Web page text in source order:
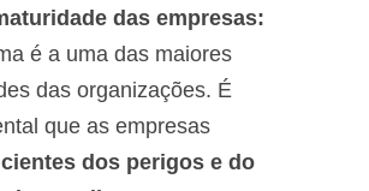
das empresas:
é a uma das maiores
das organizações. É
que as empresas
cientes dos perigos e do